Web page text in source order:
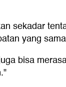
sekadar
yang
bisa